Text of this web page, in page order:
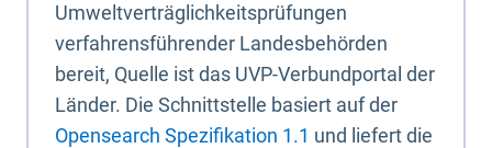
Umweltverträglichkeitsprüfungen
verfahrensführender Landesbehörden
bereit, Quelle ist das UVP-Verbundportal der
Länder. Die Schnittstelle basiert auf der
Opensearch Spezifikation 1.1 und liefert die